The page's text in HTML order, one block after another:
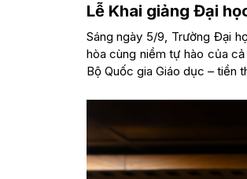
Lễ Khai giảng Đại
Sáng ngày 5/9, Trường Đại
hòa cùng niềm tự hào của
Bộ Quốc gia Giáo dục – tiền